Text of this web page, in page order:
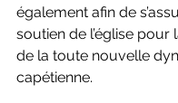
également afin de
soutien de l’église pour
de la toute nouvelle
capétienne.